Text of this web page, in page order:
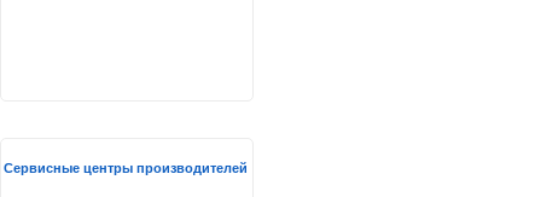
Сервисные центры производителей